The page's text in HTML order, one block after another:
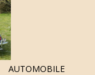
AUTOMOBILE